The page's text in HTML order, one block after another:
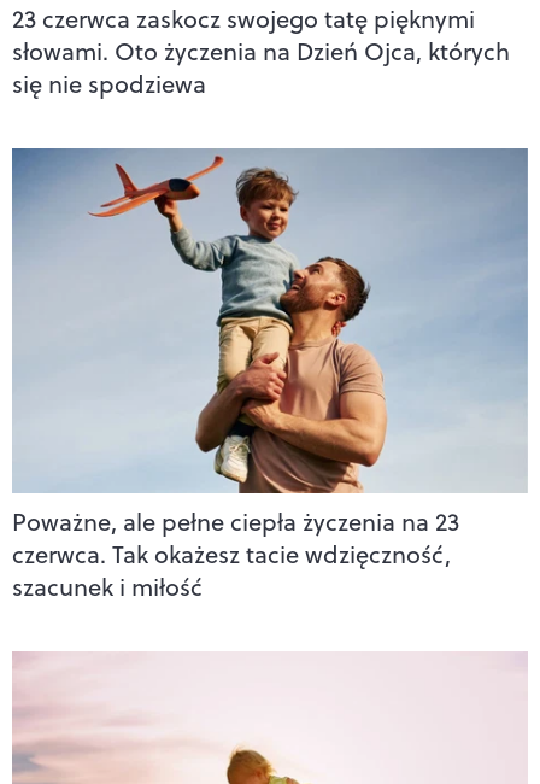
23 czerwca zaskocz swojego tatę pięknymi
słowami. Oto życzenia na Dzień Ojca, których
się nie spodziewa
Poważne, ale pełne ciepła życzenia na 23
czerwca. Tak okażesz tacie wdzięczność,
szacunek i miłość